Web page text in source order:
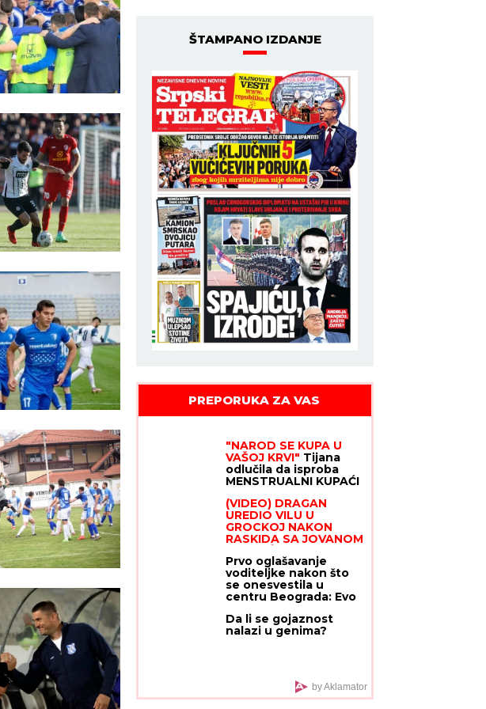
ŠTAMPANO IZDANJE
PREPORUKA ZA VAS
"NAROD SE KUPA U
VAŠOJ KRVI" Tijana
odlučila da isproba
MENSTRUALNI KUPAĆI
PODELIO SRBIJU i u
komentarima je
nastao opšti RAT
(VIDEO) DRAGAN
UREDIO VILU U
GROCKOJ NAKON
RASKIDA SA JOVANOM
izgleda, mlađa devojka
se pita za sve
Prvo oglašavanje
voditeljke nakon što
se onesvestila u
centru Beograda: Evo
užasnoj situaciji
Da li se gojaznost
nalazi u genima?
by Aklamator